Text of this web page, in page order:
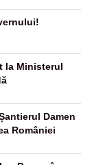
la Ministerul
Damen
României